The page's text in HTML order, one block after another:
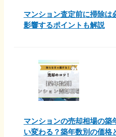
マンション査定前に掃除は
影響するポイントも解説
マンションの売却相場の築
い変わる？築年数別の価格